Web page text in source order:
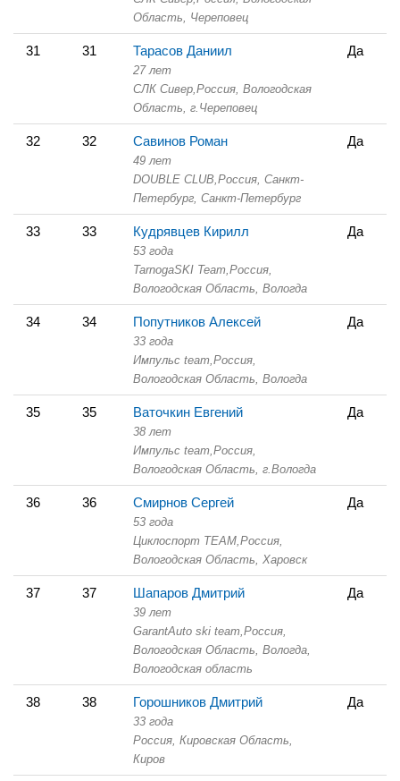
Область,
Череповец
31 31 Тарасов Даниил
27 лет
СЛК Сивер, Россия, Вологодская
Область, г.Череповец
Да
32 32 Савинов Роман
49 лет
DOUBLE CLUB, Россия, Санкт-
Петербург, Санкт-Петербург
Да
33 33 Кудрявцев Кирилл
53 года
TarnogaSKI Team, Россия,
Вологодская Область, Вологда
Да
34 34 Попутников Алексей
33 года
Импульс team, Россия,
Вологодская Область, Вологда
Да
35 35 Ваточкин Евгений
38 лет
Импульс team, Россия,
Вологодская Область, г.Вологда
Да
36 36 Смирнов Сергей
53 года
Циклоспорт TEAM, Россия,
Вологодская Область,
Харовск
Да
37 37 Шапаров Дмитрий
39 лет
GarantAuto ski team, Россия,
Вологодская Область, Вологда,
Вологодская область
Да
38 38 Горошников Дмитрий
33 года
Россия, Кировская Область,
Киров
Да